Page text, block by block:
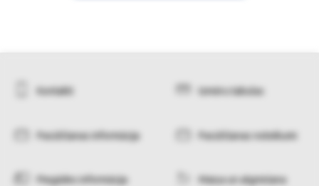
Kontakti Izmēru tabulas
Pasūtīšanas informācija Pasūtīšanas noteikumi
Piegādes informācija Maiņa un atgriešana